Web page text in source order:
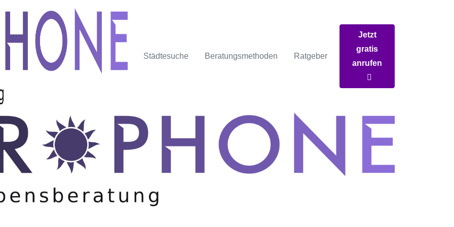
Städtesuche Beratungsmethoden Ratgeber
Jetzt
gratis
anrufen